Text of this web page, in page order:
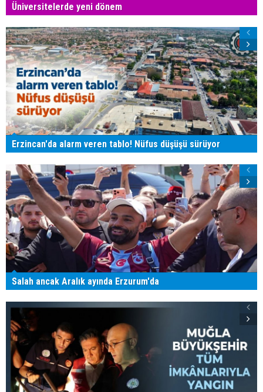
Üniversitelerde yeni dönem
Erzincan'da alarm veren tablo! Nüfus düşüşü sürüyor
Salah ancak Aralık ayında Erzurum'da